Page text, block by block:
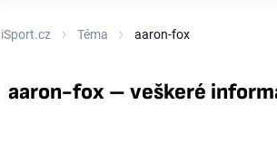
iSport.cz Téma aaron-fox
aaron-fox – veškeré